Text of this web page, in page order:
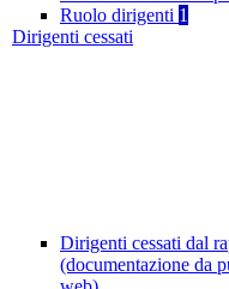
Ruolo dirigenti 1
Dirigenti cessati
Dirigenti cessati dal
(documentazione da